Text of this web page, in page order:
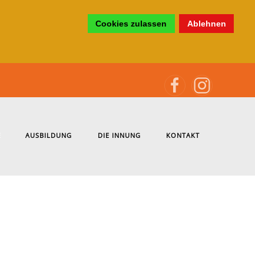
Cookies zulassen Ablehnen
AUSBILDUNG DIE INNUNG KONTAKT